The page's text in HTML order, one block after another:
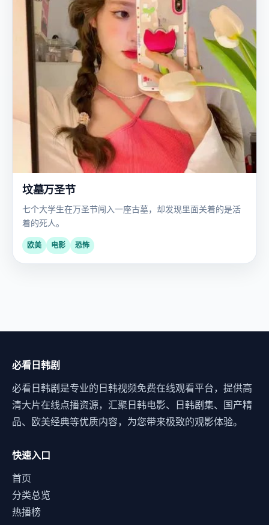
坟墓万圣节
七个大学生在万圣节闯入一座古墓，却发现里面关着的是活
着的死人。
欧美 电影 恐怖
必看日韩剧
必看日韩剧是专业的日韩视频免费在线观看平台，提供高
清大片在线点播资源，汇聚日韩电影、日韩剧集、国产精
品、欧美经典等优质内容，为您带来极致的观影体验。
快速入口
首页
分类总览
热播榜